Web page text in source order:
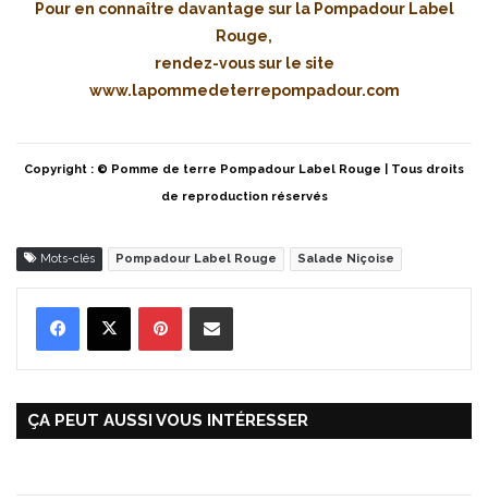
Pour en connaître davantage sur la Pompadour Label
Rouge,
rendez-vous sur le site
www.lapommedeterrepompadour.com
Copyright : © Pomme de terre Pompadour Label Rouge | Tous droits
de reproduction réservés
Mots-clés Pompadour Label Rouge Salade Niçoise
ÇA PEUT AUSSI VOUS INTÉRESSER